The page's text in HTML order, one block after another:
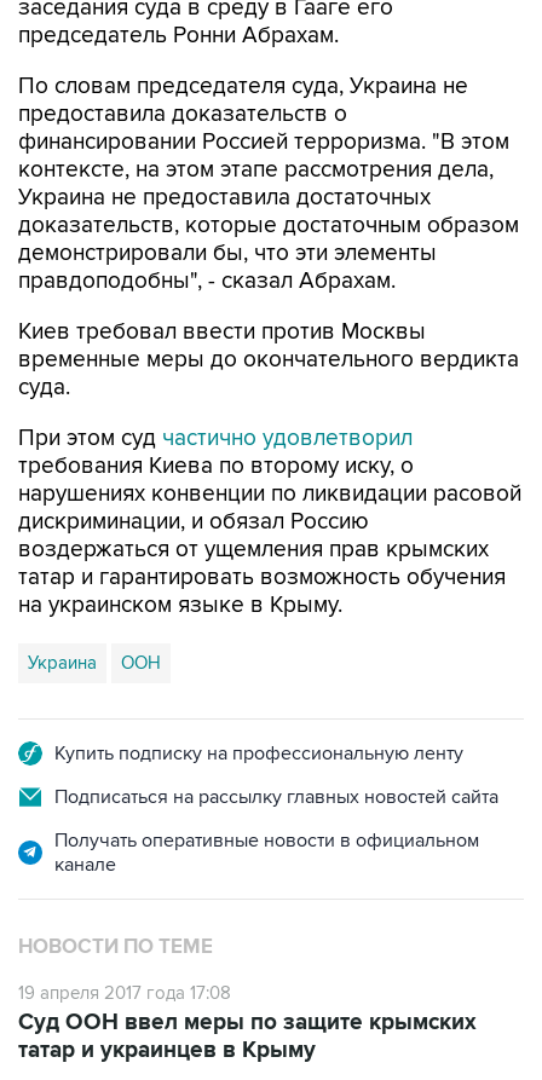
По словам председателя суда, Украина не
финансировании Россией терроризма. "В этом
контексте, на этом этапе рассмотрения дела,
Украина не предоставила достаточных
доказательств, которые достаточным образом
демонстрировали бы, что эти элементы
правдоподобны", - сказал Абрахам.
Киев требовал ввести против Москвы
суда.
При этом суд
нарушениях конвенции по ликвидации расовой
дискриминации, и обязал Россию
воздержаться от ущемления прав крымских
татар и гарантировать возможность обучения
на украинском языке в Крыму.
Украина ООН
Подписаться на рассылку главных новостей сайта
Получать оперативные новости в официальном
НОВОСТИ ПО ТЕМЕ
19 апреля 2017 года 17:08
татар и украинцев в Крыму